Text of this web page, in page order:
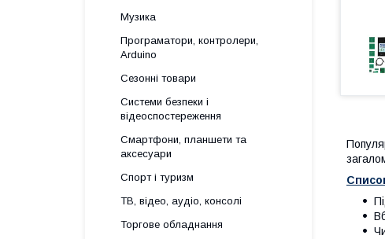
Музика
Програматори, контролери,
Arduino
Сезонні товари
Системи безпеки і
відеоспостереження
Смартфони, планшети та
аксесуари
Спорт і туризм
ТВ, відео, аудіо, консолі
Торгове обладнання